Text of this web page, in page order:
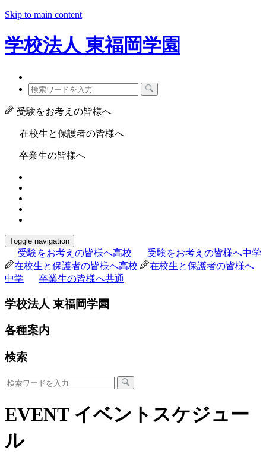
Skip to main content
学校法人 東福岡学園
受験をお考えの皆様へ
在校生と保護者の皆様へ
卒業生の皆様へ
Toggle navigation
受験をお考えの皆様へ高校 受験をお考えの皆様へ中学
在校生と保護者の皆様へ高校
在校生と保護者の皆様へ
中学
卒業生の皆様へ共通
学校法人 東福岡学園
各種案内
検索
EVENT イベントスケジュー
ル